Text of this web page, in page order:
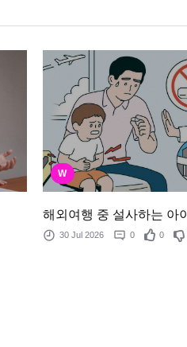
W
해외여행 중 설사하는 아이
30 Jul 2026 0 0